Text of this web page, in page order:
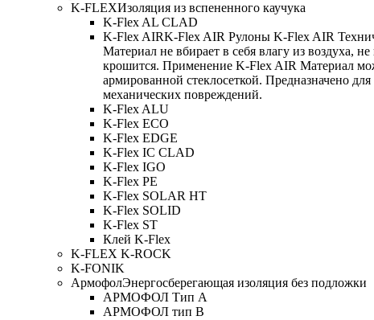
K-FLEXИзоляция из вспененного каучука
K-Flex AL CLAD
K-Flex AIRK-Flex AIR Рулоны K-Flex AIR
Материал не вбирает в себя влагу из воздуха,
крошится. Применение K-Flex AIR Материал
армированной стеклосеткой. Предназначено
механических повреждений.
K-Flex ALU
K-Flex ECO
K-Flex EDGE
K-Flex IC CLAD
K-Flex IGO
K-Flex PE
K-Flex SOLAR HT
K-Flex SOLID
K-Flex ST
Клей K-Flex
K-FLEX K-ROCK
K-FONIK
АрмофолЭнергосберегающая изоляция без подложки
АРМОФОЛ Тип А
АРМОФОЛ тип В